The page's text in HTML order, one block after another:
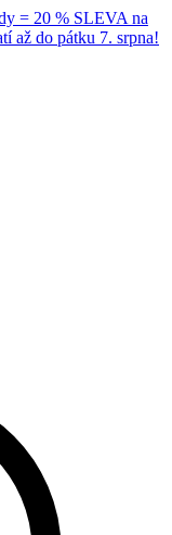
= 20 % SLEVA na
až do pátku 7. srpna!